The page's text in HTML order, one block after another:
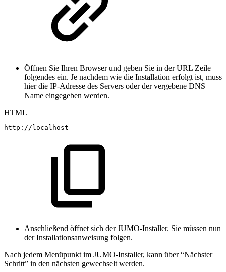
Öffnen Sie Ihren Browser und geben Sie in der URL Zeile
folgendes ein. Je nachdem wie die Installation erfolgt ist, muss
hier die IP-Adresse des Servers oder der vergebene DNS
Name eingegeben werden.
HTML
http://localhost
Anschließend öffnet sich der JUMO-Installer. Sie müssen nun
der Installationsanweisung folgen.
Nach jedem Menüpunkt im JUMO-Installer, kann über “Nächster
Schritt” in den nächsten gewechselt werden.